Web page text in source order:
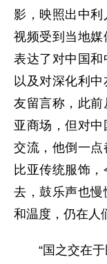
影，映照出中
视频受到当地
表达了对中国和
以及对深化利
友留言称，此
亚商场，但对
交流，他倒一点
比亚传统服饰
去，鼓乐声也
和温度，仍在人
“国之交在